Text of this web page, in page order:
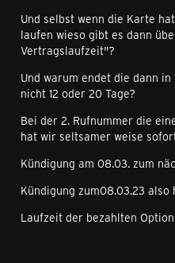
Und selbst wenn die Karte
laufen wieso gibt es dann
Vertragslaufzeit"?
Und warum endet die dann in
nicht 12 oder 20 Tage?
Bei der 2. Rufnummer die
hat wir seltsamer weise
Kündigung am 08.03. zum
Kündigung zum08.03.23 also
Laufzeit der bezahlten Option